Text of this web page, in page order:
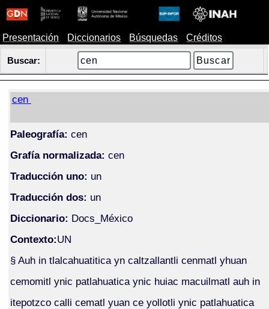
Presentación Diccionarios Búsquedas Créditos
Buscar:
cen
Paleografía: cen
Grafía normalizada: cen
Traducción uno: un
Traducción dos: un
Diccionario: Docs_México
Contexto:UN
§ Auh in tlalcahuatitica yn caltzallantli cenmatl yhuan
cemomitl ynic patlahuatica ynic huiac macuilmatl auh in
itepotzco calli cematl yuan ce yollotli ynic patlahuatica